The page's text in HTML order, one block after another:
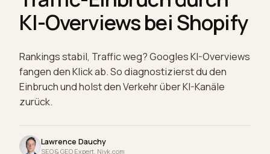
Traffic-Einbruch durch
KI-Overviews bei
Rankings stabil, Traffic weg? Googles KI-
fangen den Klick ab. So diagnostizierst du den